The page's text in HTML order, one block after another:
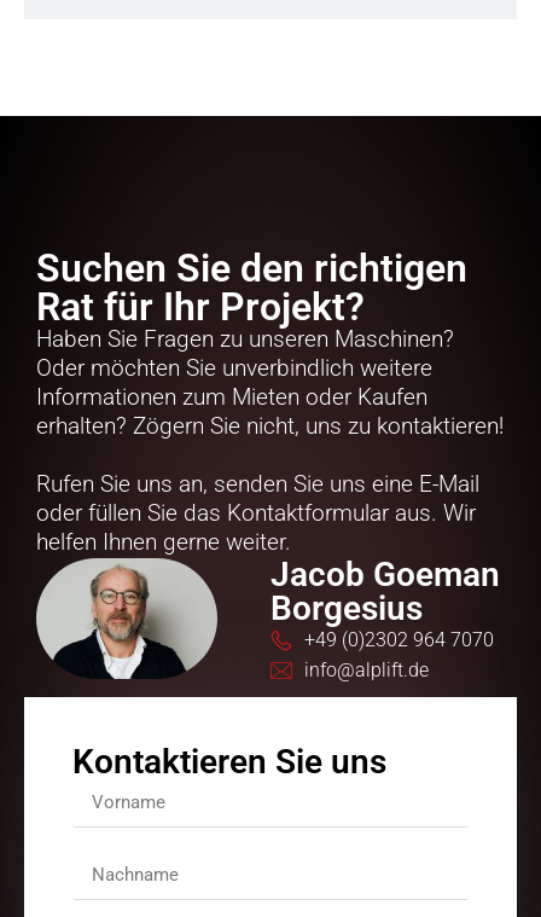
Suchen Sie den richtigen
Rat für Ihr Projekt?
Haben Sie Fragen zu unseren Maschinen?
Oder möchten Sie unverbindlich weitere
Informationen zum Mieten oder Kaufen
erhalten? Zögern Sie nicht, uns zu kontaktieren!
Rufen Sie uns an, senden Sie uns eine E-Mail
oder füllen Sie das Kontaktformular aus. Wir
helfen Ihnen gerne weiter.
Jacob Goeman
Borgesius
+49 (0)2302 964 7070
info@alplift.de
Kontaktieren Sie uns